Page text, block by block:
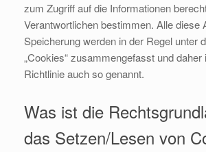
zum Zugriff auf die Informationen
Verantwortlichen bestimmen. Alle diese
Speicherung werden in der Regel unter
„Cookies“ zusammengefasst und
Richtlinie auch so genannt.
Was ist die
das Setzen/Lesen von